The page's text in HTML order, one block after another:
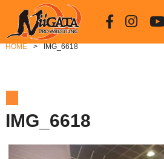
HOME IMG_6618
IMG_6618